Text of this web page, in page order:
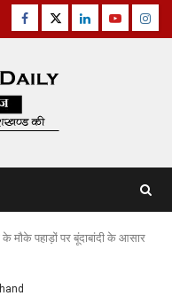
Facebook
TwitterLinkedinYoutube
मौके पहाड़ों पर बूंदाबांदी के आसार